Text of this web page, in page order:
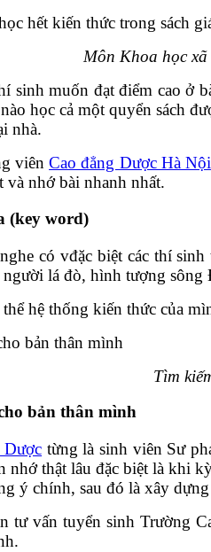
Môn Khoa học
sinh muốn đạt điểm cao ở
học cả một quyển sách
nhà.
viênCao đẳng Dược Hà Nội
và nhớ bài nhanh nhất.
(key word)
có vđặc biệt các thí
lá đò, hình tượng
hệ thống kiến thức của
Tìm
bản thân mình
Dược từng là sinh viên Sư
nhớ thật lâu đặc biệt là khi
ý chính, sau đó là xây
vấn tuyển sinh Trường